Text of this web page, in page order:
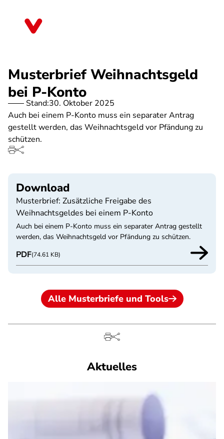
Musterbrief Weihnachtsgeld
bei P-Konto
Stand:30. Oktober 2025
Auch bei einem P-Konto muss ein separater Antrag
gestellt werden, das Weihnachtsgeld vor Pfändung zu
schützen.
Download
Musterbrief: Zusätzliche Freigabe des
Weihnachtsgeldes bei einem P-Konto
Auch bei einem P-Konto muss ein separater Antrag gestellt
werden, das Weihnachtsgeld vor Pfändung zu schützen.
PDF(74.61 KB)
Alle Musterbriefe und Tools
Aktuelles